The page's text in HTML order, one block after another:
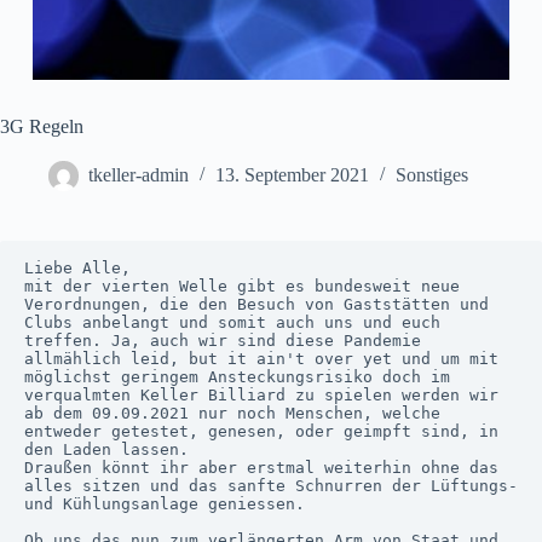
3G Regeln
tkeller-admin 13. September 2021 Sonstiges
Liebe Alle,
mit der vierten Welle gibt es bundesweit neue
Verordnungen, die den Besuch von Gaststätten und
Clubs anbelangt und somit auch uns und euch
treffen. Ja, auch wir sind diese Pandemie
allmählich leid, but it ain't over yet und um mit
möglichst geringem Ansteckungsrisiko doch im
verqualmten Keller Billiard zu spielen werden wir
ab dem 09.09.2021 nur noch Menschen, welche
entweder getestet, genesen, oder geimpft sind, in
den Laden lassen.
Draußen könnt ihr aber erstmal weiterhin ohne das
alles sitzen und das sanfte Schnurren der Lüftungs-
und Kühlungsanlage geniessen.